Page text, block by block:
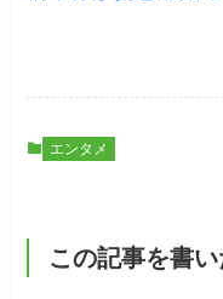
エンタメ
この記事を書い